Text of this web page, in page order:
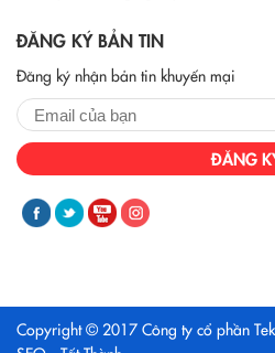
ĐĂNG KÝ BẢN TIN
Đăng ký nhận bản tin khuyến mại
ĐĂNG
Copyright © 2017 Công ty cổ phần